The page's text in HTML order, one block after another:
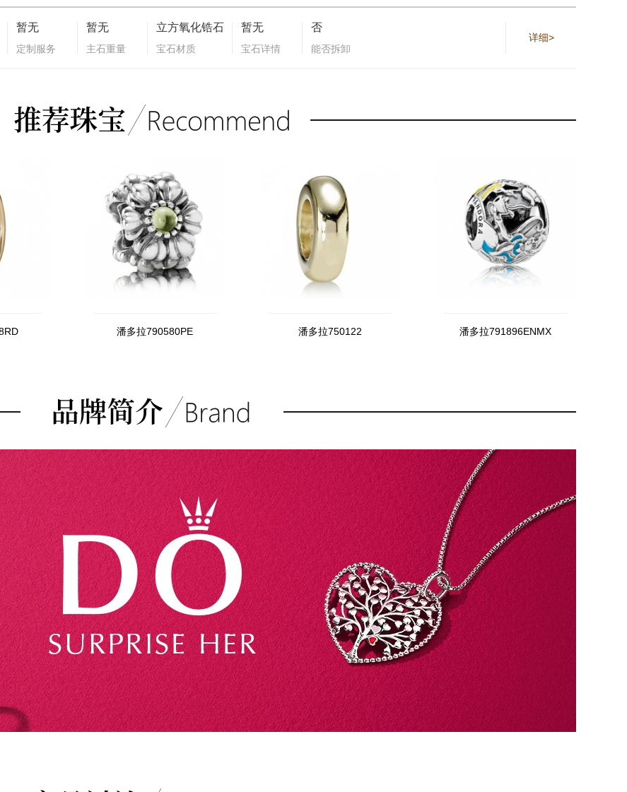
暂无
定制服务
暂无
主石重量
立方氧化锆石
宝石材质
暂无
宝石详情
否
能否拆卸
详细>
潘多拉790580PE 潘多拉750122 潘多拉791896ENMX